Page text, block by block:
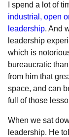
I spend a lot of
industrial, open
leadership. And
leadership
which is
bureaucratic
from him that
space, and can
full of those
When we sat
leadership. He